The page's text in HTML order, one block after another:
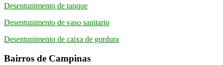
Desentupimento de tanque
Desentupimento de vaso sanitario
Desentupimento de caixa de gordura
Bairros de Campinas